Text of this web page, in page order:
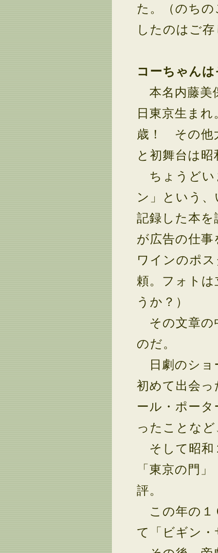
た。（のち
したのはご
コーちゃん
本名内藤美
日東京生ま
歳！ その他
と初舞台は
ちょうどい
ン」という
記録した本
が広告の仕
ワインのポ
頼。フォト
うか？）
その文章の
のだ。
日劇のショ
初めて出会
ール・ポー
ったことな
そして昭和
「東京の門
評。
この年の１
て「ビギン